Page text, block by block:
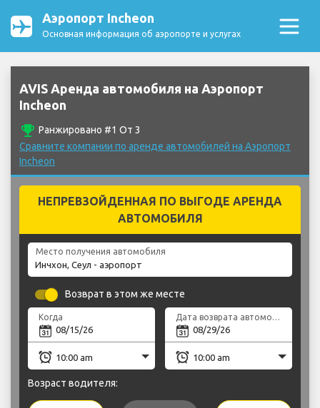
Аэропорт Incheon
Основная информация об аэропорте и услугах
AVIS Аренда автомобиля на Аэропорт
Incheon
emoji_events Ранжировано #1 От 3
Сравните компании по аренде автомобилей на Аэропорт
Incheon
НЕПРЕВЗОЙДЕННАЯ ПО ВЫГОДЕ АРЕНДА
АВТОМОБИЛЯ
Место получения автомобиля
Возврат в этом же месте
Когда Дата возврата автомобиля
Возраст водителя: